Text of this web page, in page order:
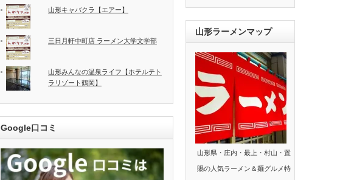
山形キャバクラ【エアー】
三日月軒中町店 ラーメン大学文学部
山形みんなの温泉ライフ【ホテルテト
ラリゾート鶴岡】
Google口コミ
山形ラーメンマップ
山形県・庄内・最上・村山・置
賜の人気ラーメン＆麺グルメ特